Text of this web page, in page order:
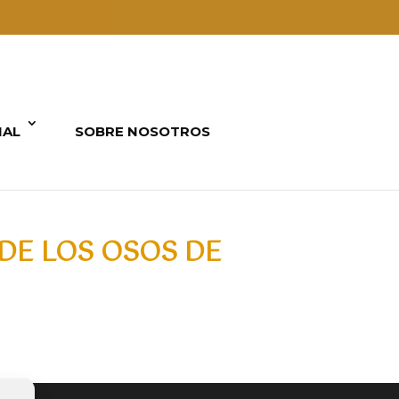
SOBRE NOSOTROS
LOS OSOS DE